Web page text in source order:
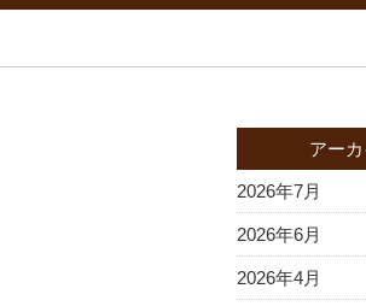
アー
2026年7月
2026年6月
2026年4月